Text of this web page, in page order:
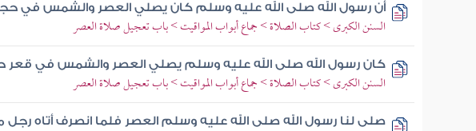
أن رسول الله صلى الله عليه وسلم كان يصلي العصر والشمس في
السنن الكبرى > كتاب الصلاة > جماع أبواب المواقيت > باب تعجيل صلاة العصر
كان رسول الله صلى الله عليه وسلم يصلي العصر والشمس في قعر
السنن الكبرى > كتاب الصلاة > جماع أبواب المواقيت > باب تعجيل صلاة العصر
صلى لنا رسول الله صلى الله عليه وسلم العصر فلما انصرف أتاه رجل